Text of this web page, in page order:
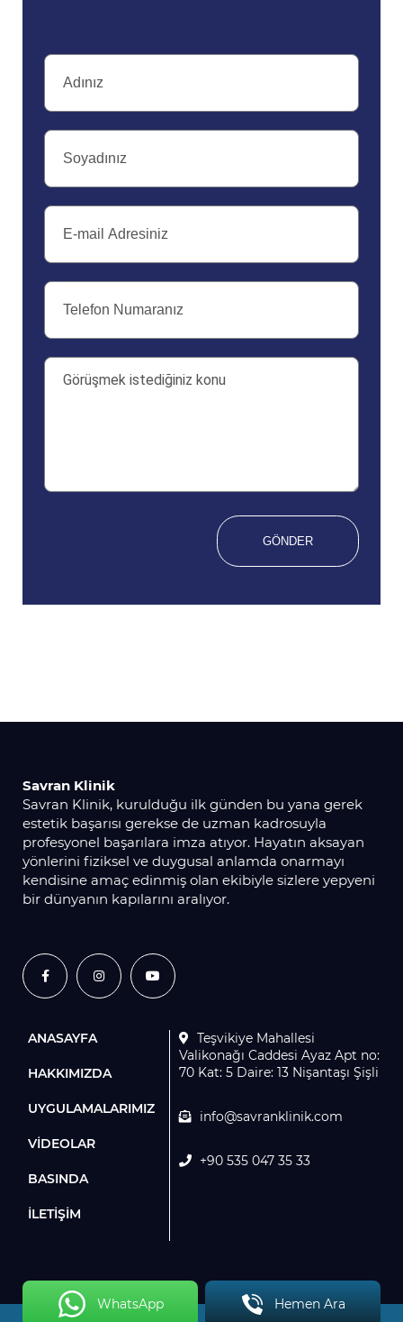
Savran Klinik
Savran Klinik, kurulduğu ilk günden bu yana gerek
estetik başarısı gerekse de uzman kadrosuyla
profesyonel başarılara imza atıyor. Hayatın aksayan
yönlerini fiziksel ve duygusal anlamda onarmayı
kendisine amaç edinmiş olan ekibiyle sizlere yepyeni
bir dünyanın kapılarını aralıyor.
ANASAYFA
HAKKIMIZDA
UYGULAMALARIMIZ
VİDEOLAR
BASINDA
İLETİŞİM
Teşvikiye Mahallesi
Valikonağı Caddesi Ayaz Apt no:
70 Kat: 5 Daire: 13 Nişantaşı Şişli
info@savranklinik.com
+90 535 047 35 33
WhatsApp Hemen Ara